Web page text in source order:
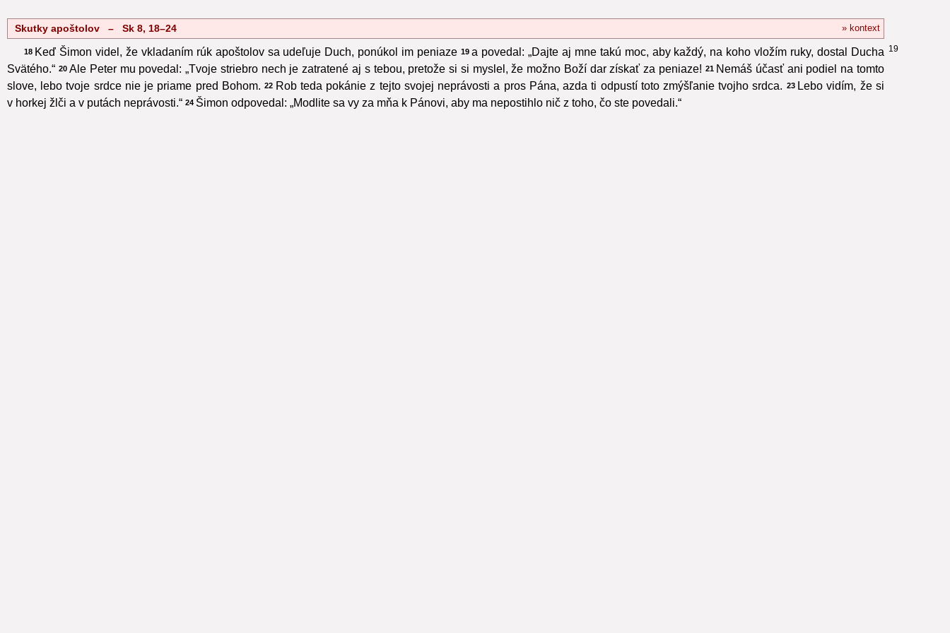
» kontext
Skutky apoštolov – Sk 8, 18–24
18 Keď Šimon videl, že vkladaním rúk apoštolov sa udeľuje Duch, ponúkol im peniaze 19 19
a povedal: „Dajte aj mne takú moc, aby každý, na koho vložím ruky, dostal Ducha
Svätého.“ 20 Ale Peter mu povedal: „Tvoje striebro nech je zatratené aj s tebou, pretože si si myslel, že možno Boží dar získať za peniaze! 21 Nemáš účasť ani podiel na tomto
slove, lebo tvoje srdce nie je priame pred Bohom. 22 Rob teda pokánie z tejto svojej neprávosti a pros Pána, azda ti odpustí toto zmýšľanie tvojho srdca. 23 Lebo vidím, že si
v horkej žlči a v putách neprávosti.“ 24 Šimon odpovedal: „Modlite sa vy za mňa k Pánovi, aby ma nepostihlo nič z toho, čo ste povedali.“